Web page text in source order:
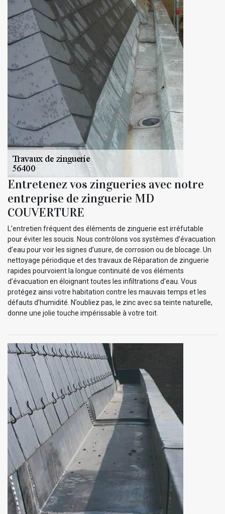
Entretenez vos zingueries avec notre
entreprise de zinguerie MD
COUVERTURE
L’entretien fréquent des éléments de zinguerie est irréfutable
pour éviter les soucis. Nous contrôlons vos systèmes d’évacuation
d’eau pour voir les signes d’usure, de corrosion ou de blocage. Un
nettoyage périodique et des travaux de Réparation de zinguerie
rapides pourvoient la longue continuité de vos éléments
d’évacuation en éloignant toutes les infiltrations d’eau. Vous
protégez ainsi votre habitation contre les mauvais temps et les
défauts d’humidité. N’oubliez pas, le zinc avec sa teinte naturelle,
donne une jolie touche impérissable à votre toit.